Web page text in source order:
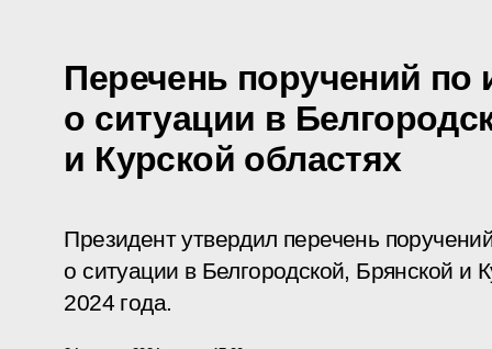
Перечень поручений по
о ситуации в
и Курской областях
Президент утвердил перечень
о ситуации в Белгородской, Брянской и
2024 года.